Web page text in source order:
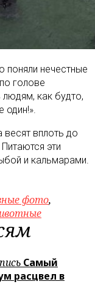
поняли нечестные
голове
людям, как будто,
один!».
весят вплоть до
эти
и кальмарами.
фото,
Самый
расцвел в